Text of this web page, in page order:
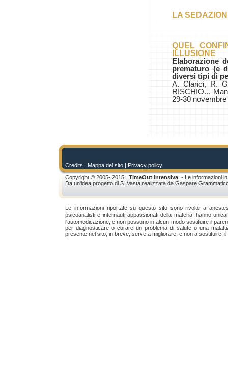
LA
QUEL
ILLUSIONE
Elaborazione
prematuro (e
diversi tipi di
A. Clarici, R.
RISCHIO...
29-30 novembre
Credits | Mappa del sito | Privacy policy
Copyright © 2005- 2015 TimeOut Intensiva - Le informazioni
Da un'idea progetto di S. Vasta realizzata da Gaspare
Le informazioni riportate su questo sito sono rivolte a
psicoanalisti e internauti appassionati della materia; hanno
l'automedicazione, e non possono in alcun modo sostituire il
per diagnosticare o curare un problema di salute o una
presente nel sito, in breve, serve a migliorare, e non a sostituire,